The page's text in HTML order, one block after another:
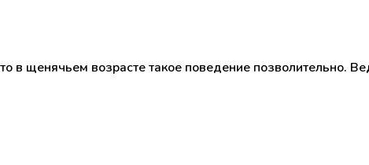
в щенячьем возрасте такое поведение позволительно.